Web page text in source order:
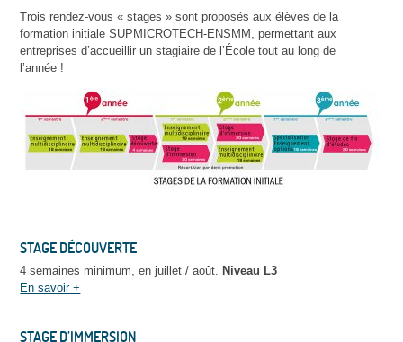
Trois rendez-vous « stages » sont proposés aux élèves de la
formation initiale SUPMICROTECH-ENSMM, permettant aux
entreprises d’accueillir un stagiaire de l’École tout au long de
l’année !
STAGE DÉCOUVERTE
4 semaines minimum, en juillet / août. Niveau L3
En savoir +
STAGE D’IMMERSION